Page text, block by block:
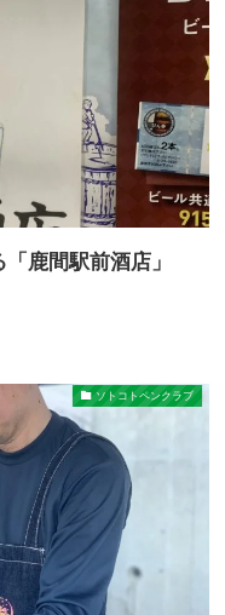
鹿間駅前酒店」
ソトコトペンクラブ